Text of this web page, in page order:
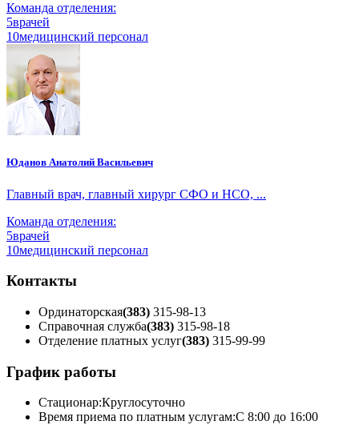
Команда отделения:
5врачей
10медицинский персонал
Юданов Анатолий Васильевич
Главный врач, главный хирург СФО и НСО, ...
Команда отделения:
5врачей
10медицинский персонал
Контакты
Ординаторская(383) 315-98-13
Справочная служба(383) 315-98-18
Отделение платных услуг(383) 315-99-99
График работы
Стационар:Круглосуточно
Время приема по платным услугам:С 8:00 до 16:00